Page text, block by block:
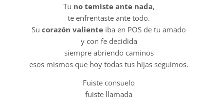
Tu no temiste ante nada,
te enfrentaste ante todo.
Sucorazón valiente iba en POS de tu amado
y con fe decidida
siempre abriendo caminos
esos mismos que hoy todas tus hijas seguimos.
Fuiste consuelo
fuiste llamada